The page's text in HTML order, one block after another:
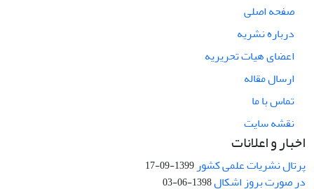
صفحه اصلی
درباره نشریه
اعضای هیات تحریریه
ارسال مقاله
تماس با ما
نقشه سایت
اخبار و اعلانات
پرتال نشریات علمی کشور1399-09-17
در صورت بروز اشکال1398-06-03